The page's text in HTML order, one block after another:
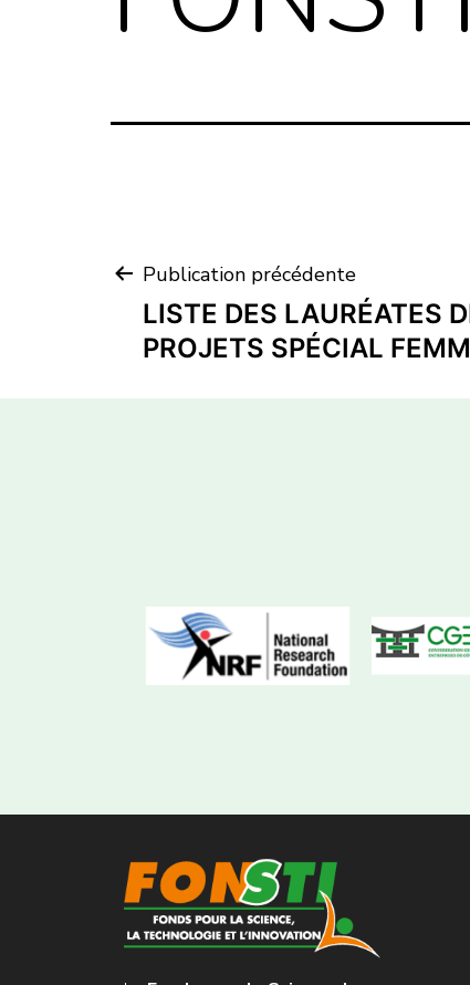
Publication précédente
LISTE DES LAURÉATES
PROJETS SPÉCIAL